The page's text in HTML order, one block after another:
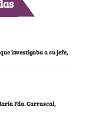
investigaba a su jefe,
Fda. Carrascal,